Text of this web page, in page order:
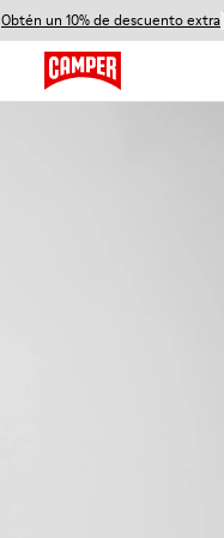
Obtén un 10% de descuento extra